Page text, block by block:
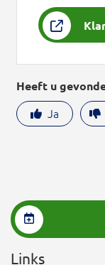
Heeft u
Ja
Links